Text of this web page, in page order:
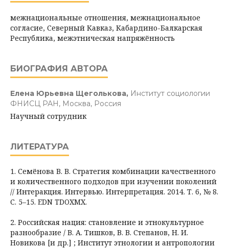
межнациональные отношения, межнациональное
согласие, Северный Кавказ, Кабардино-Балкарская
Республика, межэтническая напряжённость
БИОГРАФИЯ АВТОРА
Елена Юрьевна Щеголькова, Институт социологии
ФНИСЦ РАН, Москва, Россия
Научный сотрудник
ЛИТЕРАТУРА
1. Семёнова В. В. Стратегия комбинации качественного
и количественного подходов при изучении поколений
// Интеракция. Интервью. Интерпретация. 2014. Т. 6, № 8.
С. 5–15. EDN TDOXMX.
2. Российская нация: становление и этнокультурное
разнообразие / В. А. Тишков, В. В. Степанов, Н. И.
Новикова [и др.] ; Институт этнологии и антропологии